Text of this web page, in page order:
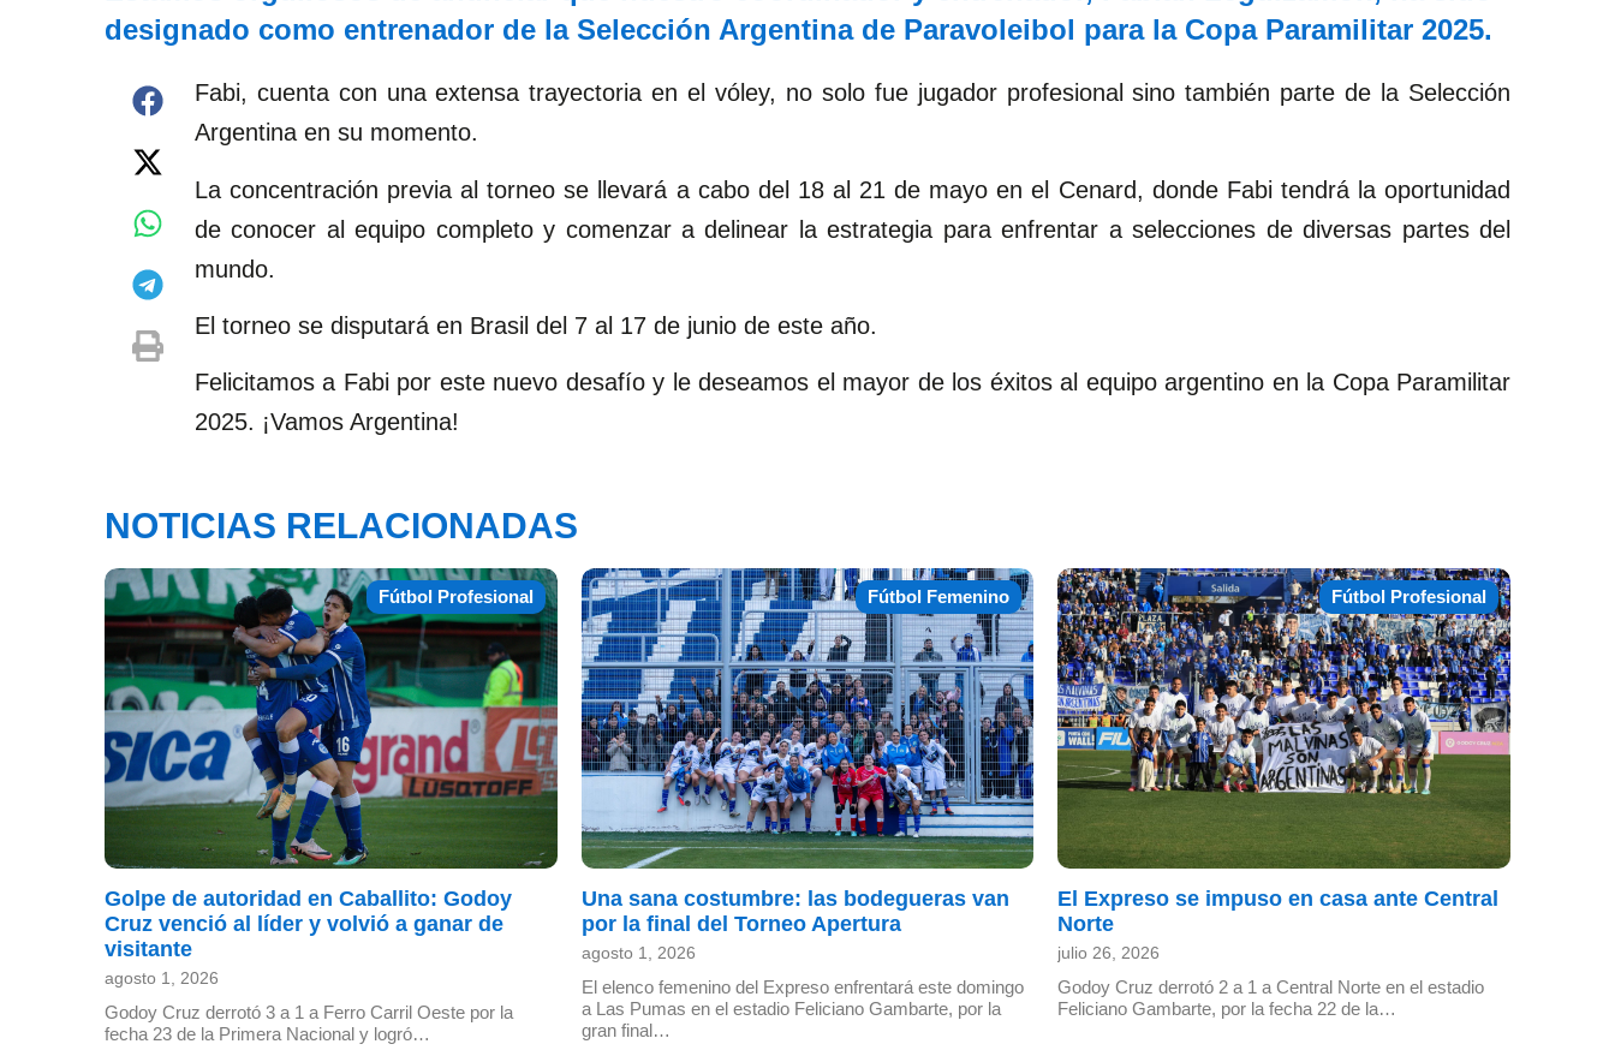
designado como entrenador de la Selección Argentina de Paravoleibol para la Copa Paramilitar 2025.
Fabi, cuenta con una extensa trayectoria en el vóley, no solo fue jugador profesional sino también parte de la Selección
Argentina en su momento.
La concentración previa al torneo se llevará a cabo del 18 al 21 de mayo en el Cenard, donde Fabi tendrá la oportunidad
de conocer al equipo completo y comenzar a delinear la estrategia para enfrentar a selecciones de diversas partes del
mundo.
El torneo se disputará en Brasil del 7 al 17 de junio de este año.
Felicitamos a Fabi por este nuevo desafío y le deseamos el mayor de los éxitos al equipo argentino en la Copa Paramilitar
2025. ¡Vamos Argentina!
NOTICIAS RELACIONADAS
Fútbol Profesional
Golpe de autoridad en Caballito: Godoy
Cruz venció al líder y volvió a ganar de
visitante
agosto 1, 2026
Godoy Cruz derrotó 3 a 1 a Ferro Carril Oeste por la
fecha 23 de la Primera Nacional y logró…
Fútbol Femenino
Una sana costumbre: las bodegueras van
por la final del Torneo Apertura
agosto 1, 2026
El elenco femenino del Expreso enfrentará este domingo
a Las Pumas en el estadio Feliciano Gambarte, por la
gran final…
Fútbol Profesional
El Expreso se impuso en casa ante Central
Norte
julio 26, 2026
Godoy Cruz derrotó 2 a 1 a Central Norte en el estadio
Feliciano Gambarte, por la fecha 22 de la…